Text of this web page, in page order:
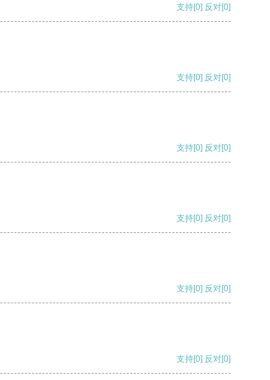
支持[0] 反对[0]
支持[0] 反对[0]
支持[0] 反对[0]
支持[0] 反对[0]
支持[0] 反对[0]
支持[0] 反对[0]